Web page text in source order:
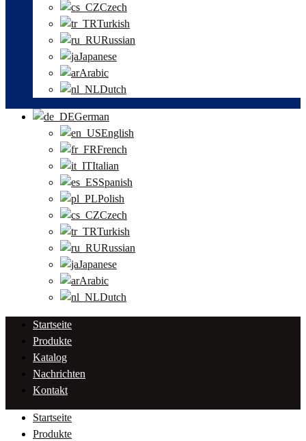
Czech
Turkish
Russian
Japanese
Arabic
Dutch
German
English
French
Italian
Spanish
Polish
Czech
Turkish
Russian
Japanese
Arabic
Dutch
Startseite
Produkte
Katalog
Nachrichten
Kontakt
Startseite
Produkte